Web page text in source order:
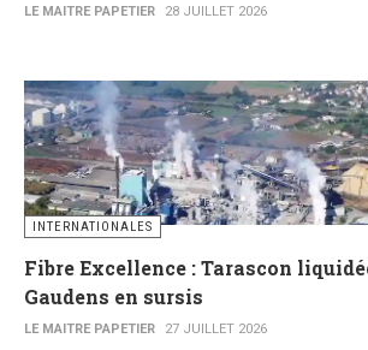
LE MAITRE PAPETIER 28 JUILLET 2026
INTERNATIONALES
Fibre Excellence : Tarascon
Gaudens en sursis
LE MAITRE PAPETIER 27 JUILLET 2026